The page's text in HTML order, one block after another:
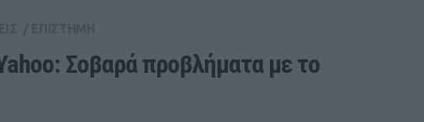
Σοβαρά προβλήματα με το